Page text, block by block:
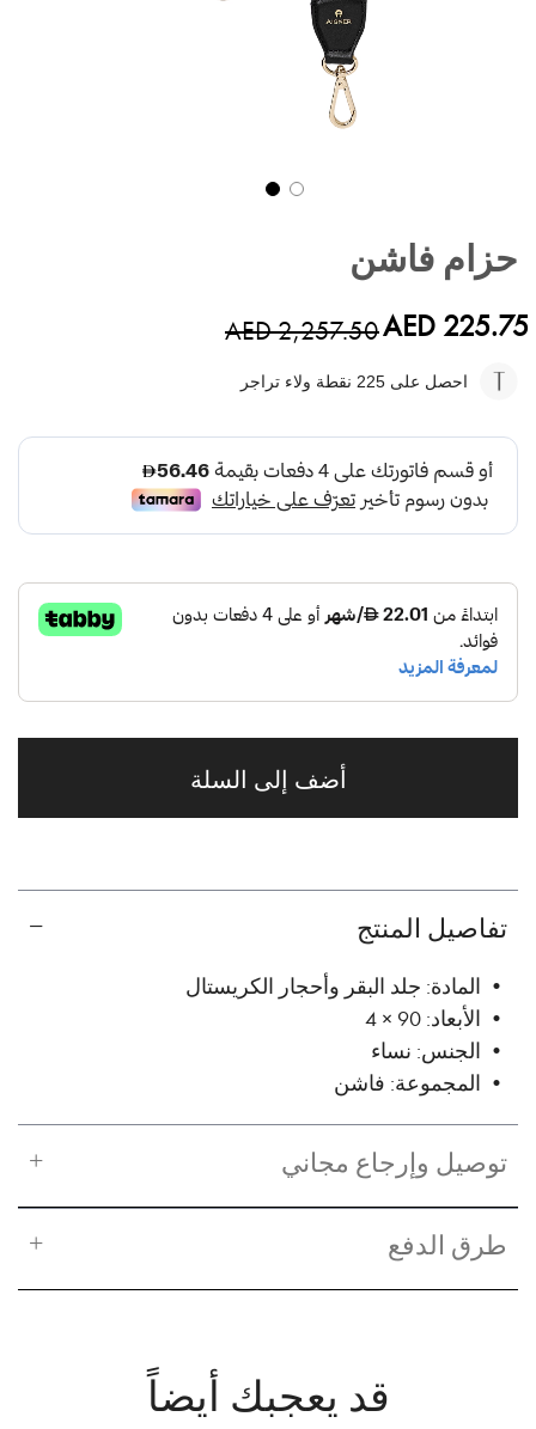
بداية
معرض
حزام فاشن
AED 225.75
AED 2,257.50
احصل على 225 نقطة ولاء تراجر
أضف إلى السلة
تفاصيل المنتج
• المادة: جلد البقر وأحجار الكريستال
• الأبعاد: 90 × 4
• الجنس: نساء
• المجموعة: فاشن
توصيل وإرجاع مجاني
طرق الدفع
قد يعجبك أيضاً